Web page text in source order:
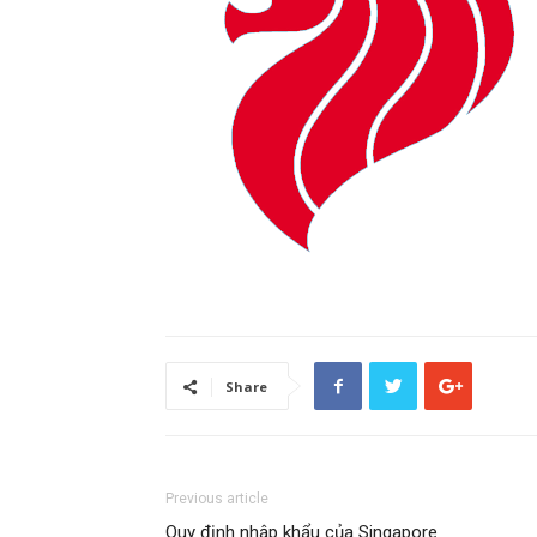
Share
Previous article
Quy định nhập khẩu của Singapore